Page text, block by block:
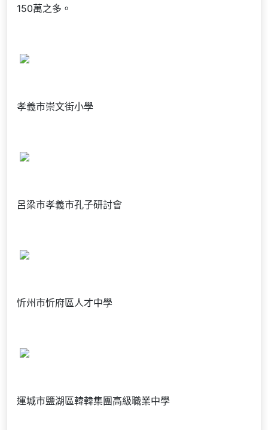
150萬之多。
孝義市崇文街小學
呂梁市孝義市孔子研討會
忻州市忻府區人才中學
運城市鹽湖區韓韓集團高級職業中學